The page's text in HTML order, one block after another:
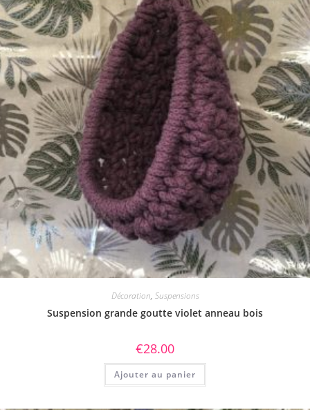
Décoration, Suspensions
Suspension grande goutte violet anneau bois
€28.00
Ajouter au panier